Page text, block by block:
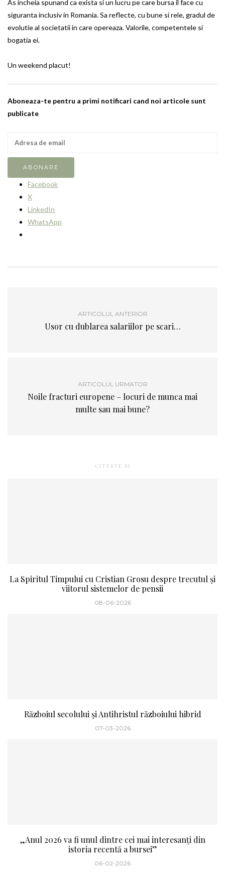
As incheia spunand ca exista si un lucru pe care bursa il face cu
siguranta inclusiv in Romania. Sa reflecte, cu bune si rele, gradul de
evolutie al societatii in care opereaza. Valorile, competentele si
bogatia ei.
Un weekend placut!
Aboneaza-te pentru a primi notificari cand noi articole sunt
publicate
Facebook
X
LinkedIn
WhatsApp
ARTICOLUL ANTERIOR
Usor cu dublarea salariilor pe scari…
ARTICOLUL URMATOR
Noile fracturi europene – locuri de munca mai
multe sau mai bune?
CITESTE SI
La Spiritul Timpului cu Cristian Grosu despre trecutul și
viitorul sistemelor de pensii
08-06-2026
Războiul secolului și Antihristul războiului hibrid
07-03-2026
„Anul 2026 va fi unul dintre cei mai interesanți din
istoria recentă a bursei”
06-02-2026